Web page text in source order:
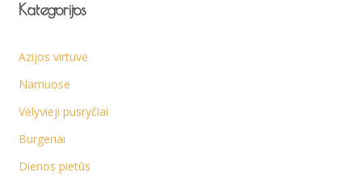
Kategorijos
Azijos virtuvė
Namuose
Vėlyvieji pusryčiai
Burgeriai
Dienos pietūs